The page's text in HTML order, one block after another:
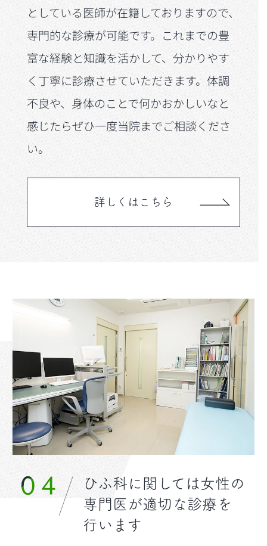
としている医師が在籍しておりますので、
専門的な診療が可能です。これまでの豊
富な経験と知識を活かして、分かりやす
く丁寧に診療させていただきます。体調
不良や、身体のことで何かおかしいなと
感じたらぜひ一度当院までご相談くださ
い。
詳しくはこちら
ひふ科に関しては女性の
専門医が適切な診療を
行います